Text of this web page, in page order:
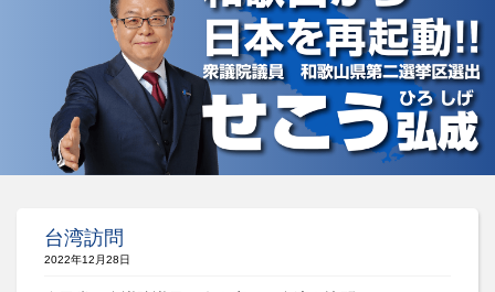
台湾訪問
2022年12月28日